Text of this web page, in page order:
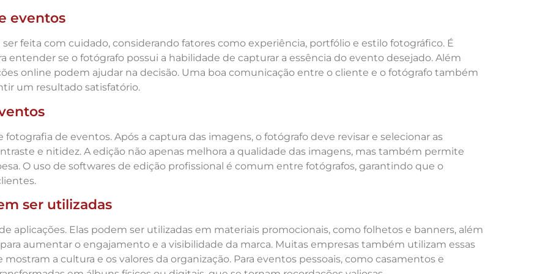
eventos
feita com cuidado, considerando fatores como experiência, portfólio e estilo fotográfico. É
entender se o fotógrafo possui a habilidade de capturar a essência do evento desejado. Além
online podem ajudar na decisão. Uma boa comunicação entre o cliente e o fotógrafo também
um resultado satisfatório.
de eventos. Após a captura das imagens, o fotógrafo deve revisar e selecionar as
e nitidez. A edição não apenas melhora a qualidade das imagens, mas também permite
O uso de softwares de edição profissional é comum entre fotógrafos, garantindo que o
ser utilizadas
aplicações. Elas podem ser utilizadas em materiais promocionais, como folhetos e banners, além
aumentar o engajamento e a visibilidade da marca. Muitas empresas também utilizam essas
a cultura e os valores da organização. Para eventos pessoais, como casamentos e